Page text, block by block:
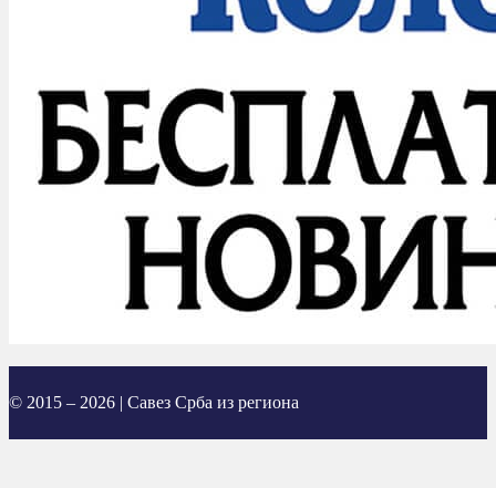
© 2015 – 2026 | Савез Срба из региона